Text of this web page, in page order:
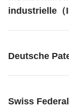
industrielle（
Deutsche
Swiss